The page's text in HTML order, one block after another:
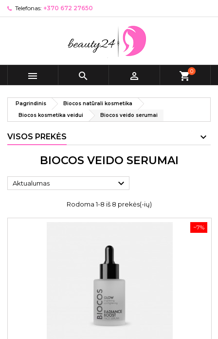
Telefonas: +370 672 27650
   shopping_cart0
Pagrindinis
Biocos natūrali kosmetika
Biocos kosmetika veidui
Biocos veido serumai
VISOS PREKĖS
BIOCOS VEIDO SERUMAI
Aktualumas 
Rodoma 1-8 iš 8 prekės(-ių)
−7%